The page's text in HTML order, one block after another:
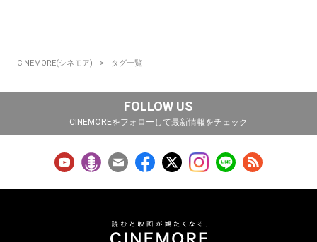
CINEMORE(シネモア) タグ一覧
FOLLOW US
CINEMOREをフォローして最新情報をチェック